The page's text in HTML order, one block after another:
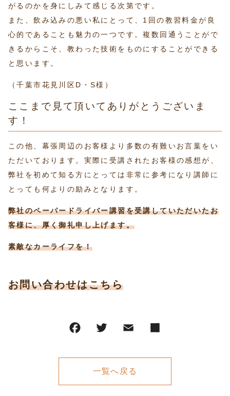
がるのかを身にしみて感じる次第です。
また、飲み込みの悪い私にとって、1回の教習料金が良
心的であることも魅力の一つです。複数回通うことがで
きるからこそ、教わった技術をものにすることができる
と思います。
（千葉市花見川区D・S様）
ここまで見て頂いてありがとうございま
す！
この他、幕張周辺のお客様より多数の有難いお言葉をい
ただいております。実際に受講されたお客様の感想が、
弊社を初めて知る方にとっては非常に参考になり講師に
とっても何よりの励みとなります。
弊社のペーパードライバー講習を受講していただいたお
客様に、厚く御礼申し上げます。
素敵なカーライフを！
お問い合わせはこちら
一覧へ戻る